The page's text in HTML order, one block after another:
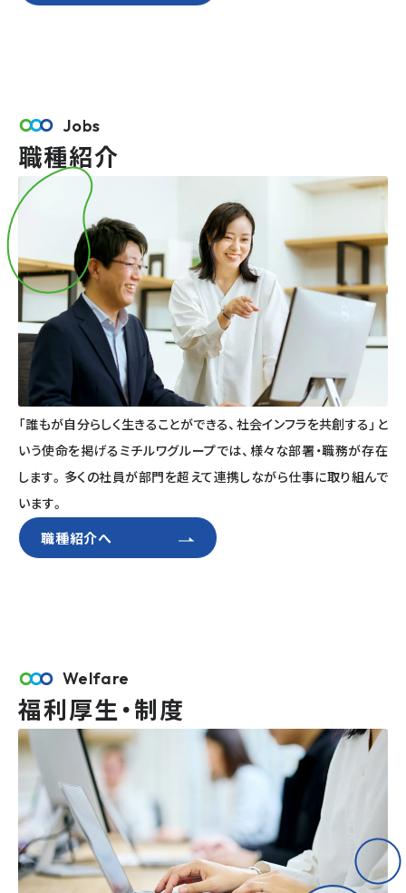
Jobs
職種紹介
「誰もが自分らしく生きることができる、社会インフラを共創する」と
いう使命を掲げるミチルワグループでは、様々な部署・職務が存在
します。多くの社員が部門を超えて連携しながら仕事に取り組んで
います。
職種紹介へ
Welfare
福利厚生・制度